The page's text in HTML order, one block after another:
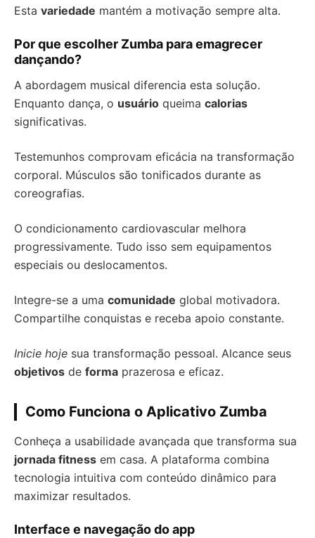
Esta variedade mantém a motivação sempre alta.
Por que escolher Zumba para emagrecer
dançando?
A abordagem musical diferencia esta solução.
Enquanto dança, o usuário queima calorias
significativas.
Testemunhos comprovam eficácia na transformação
corporal. Músculos são tonificados durante as
coreografias.
O condicionamento cardiovascular melhora
progressivamente. Tudo isso sem equipamentos
especiais ou deslocamentos.
Integre-se a uma comunidade global motivadora.
Compartilhe conquistas e receba apoio constante.
Inicie hoje sua transformação pessoal. Alcance seus
objetivos de forma prazerosa e eficaz.
Como Funciona o Aplicativo Zumba
Conheça a usabilidade avançada que transforma sua
jornada fitness em casa. A plataforma combina
tecnologia intuitiva com conteúdo dinâmico para
maximizar resultados.
Interface e navegação do app